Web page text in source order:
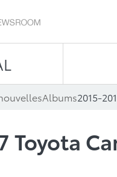
Albums2015-
Toyota